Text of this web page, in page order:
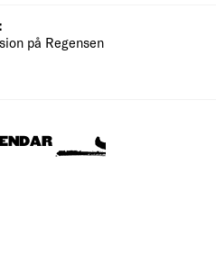
på Regensen